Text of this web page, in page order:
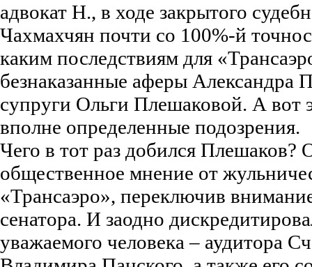
адвокат Н., в ходе закрытого
Чахмахчян почти со 100%-й
каким последствиям для
безнаказанные аферы Александра
супруги Ольги Плешаковой. А вот
вполне определенные подозрения.
Чего в тот раз добился Плешаков?
общественное мнение от
«Трансаэро», переключив
сенатора. И заодно
уважаемого человека – аудитора